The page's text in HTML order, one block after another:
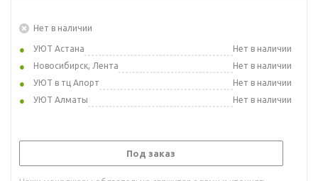
Нет в наличии
УЮТ Астана
Нет в наличии
Новосибирск, Лента
Нет в наличии
УЮТ в тц Апорт
Нет в наличии
УЮТ Алматы
Нет в наличии
Под заказ